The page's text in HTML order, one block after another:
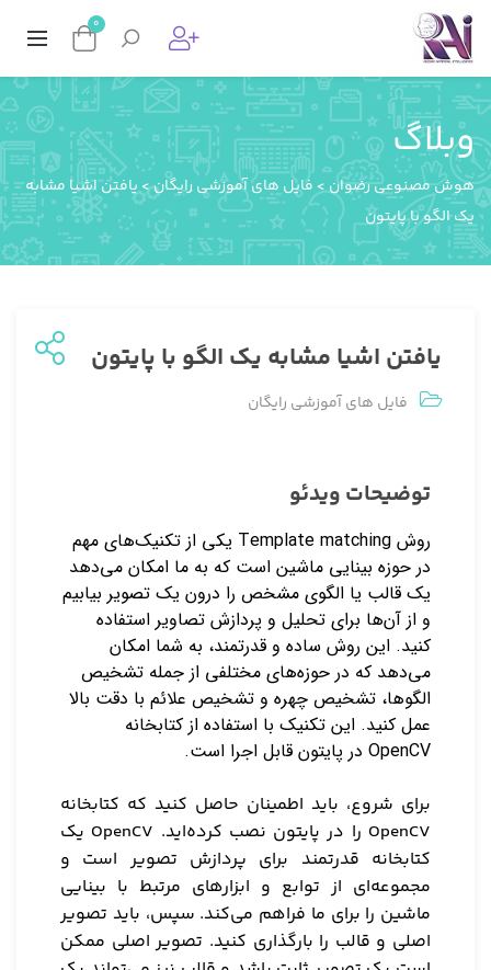
0
وبلاگ
هوش مصنوعی رضوان> فایل های آموزشی رایگان>یافتن اشیا مشابه
یک الگو با پایتون
یافتن اشیا مشابه یک الگو با پایتون
فایل های آموزشی رایگان
توضیحات ویدئو
روش Template matching یکی از تکنیک‌های مهم
در حوزه بینایی ماشین است که به ما امکان می‌دهد
یک قالب یا الگوی مشخص را درون یک تصویر بیابیم
و از آن‌ها برای تحلیل و پردازش تصاویر استفاده
کنید. این روش ساده و قدرتمند، به شما امکان
می‌دهد که در حوزه‌های مختلفی از جمله تشخیص
الگوها، تشخیص چهره و تشخیص علائم با دقت بالا
عمل کنید. این تکنیک با استفاده از کتابخانه
OpenCV در پایتون قابل اجرا است.
برای شروع، باید اطمینان حاصل کنید که کتابخانه
OpenCV را در پایتون نصب کرده‌اید. OpenCV یک
کتابخانه قدرتمند برای پردازش تصویر است و
مجموعه‌ای از توابع و ابزارهای مرتبط با بینایی
ماشین را برای ما فراهم می‌کند. سپس، باید تصویر
اصلی و قالب را بارگذاری کنید. تصویر اصلی ممکن